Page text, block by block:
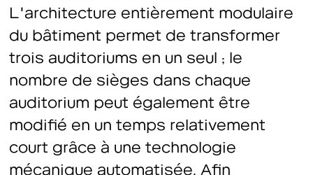
L'architecture entièrement modulaire
du bâtiment permet de transformer
trois auditoriums en un seul ; le
nombre de sièges dans chaque
auditorium peut également être
modifié en un temps relativement
court grâce à une technologie
mécanique automatisée. Afin